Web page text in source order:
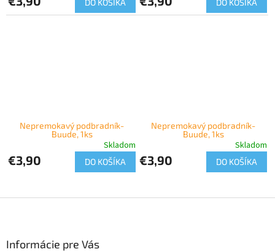
DO KOŠÍKA DO KOŠÍKA
Nepremokavý podbradník-
Buude, 1ks
Skladom
€3,90 DO KOŠÍKA
Nepremokavý podbradník-
Buude, 1ks
Skladom
€3,90 DO KOŠÍKA
Informácie pre Vás